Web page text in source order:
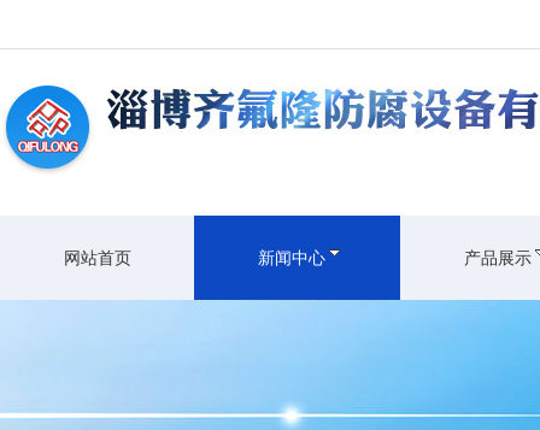
网站首页 新闻中心 产品展示